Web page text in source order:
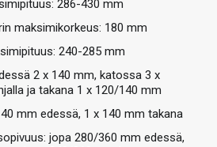
286-430 mm
maksimikorkeus: 180 mm
240-285 mm
2 x 140 mm, katossa 3 x
ja takana 1 x 120/140 mm
mm edessä, 1 x 140 mm takana
jopa 280/360 mm edessä,